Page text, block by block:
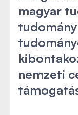
magyar
nemzeti